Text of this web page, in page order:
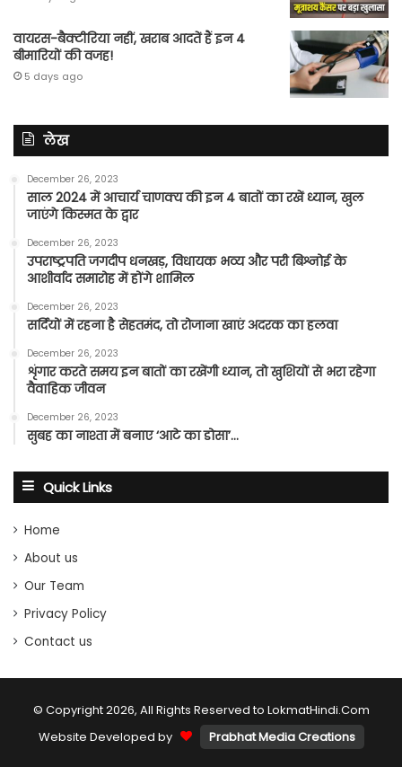
वायरस-बैक्टीरिया नहीं, खराब आदतें हैं इन 4
बीमारियों की वजह!
5 days ago
लेख
December 26, 2023
साल 2024 में आचार्य चाणक्य की इन 4 बातों का रखें ध्यान, खुल
जाएंगे किस्मत के द्वार
December 26, 2023
उपराष्ट्रपति जगदीप धनखड़, विधायक भव्य और परी बिश्नोई के
आशीर्वाद समारोह में होंगे शामिल
December 26, 2023
सर्दियों में रहना है सेहतमंद, तो रोजाना खाएं अदरक का हलवा
December 26, 2023
शृंगार करते समय इन बातों का रखेंगी ध्यान, तो खुशियों से भरा रहेगा
वैवाहिक जीवन
December 26, 2023
सुबह का नाश्ता में बनाए ‘आटे का डोसा’…
Quick Links
Home
About us
Our Team
Privacy Policy
Contact us
© Copyright 2026, All Rights Reserved to LokmatHindi.Com
Website Developed by
Prabhat Media Creations